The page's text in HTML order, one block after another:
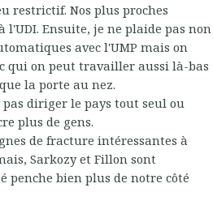
restrictif. Nos plus proches
Ensuite, je ne plaide pas non
avec l'UMP mais on
qui on peut travailler aussi là-bas
la porte au nez.
pas diriger le pays tout seul ou
plus de gens.
de fracture intéressantes à
Sarkozy et Fillon sont
penche bien plus de notre côté